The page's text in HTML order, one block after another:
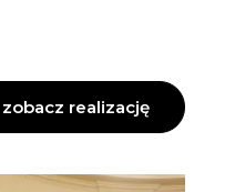
zobacz realizację